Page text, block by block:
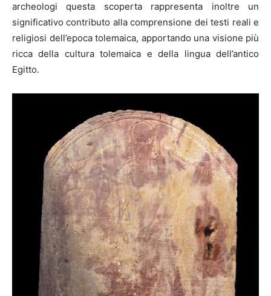
archeologi questa scoperta rappresenta inoltre un
significativo contributo alla comprensione dei testi reali e
religiosi dell’epoca tolemaica, apportando una visione più
ricca della cultura tolemaica e della lingua dell’antico
Egitto.